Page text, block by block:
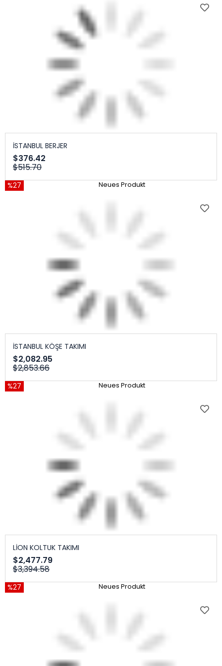
İSTANBUL BERJER
$376.42
$515.70
%27 Neues Produkt
İSTANBUL KÖŞE TAKIMI
$2,082.95
$2,853.66
%27 Neues Produkt
LİON KOLTUK TAKIMI
$2,477.79
$3,394.58
%27 Neues Produkt